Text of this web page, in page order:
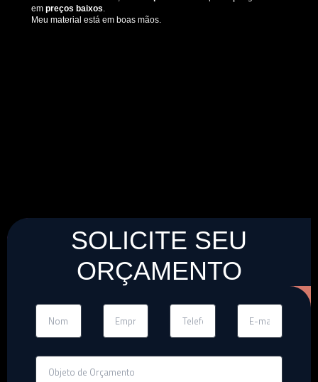
empreços baixos
Meu material está em boas mãos.
SOLICITE SEU
ORÇAMENTO